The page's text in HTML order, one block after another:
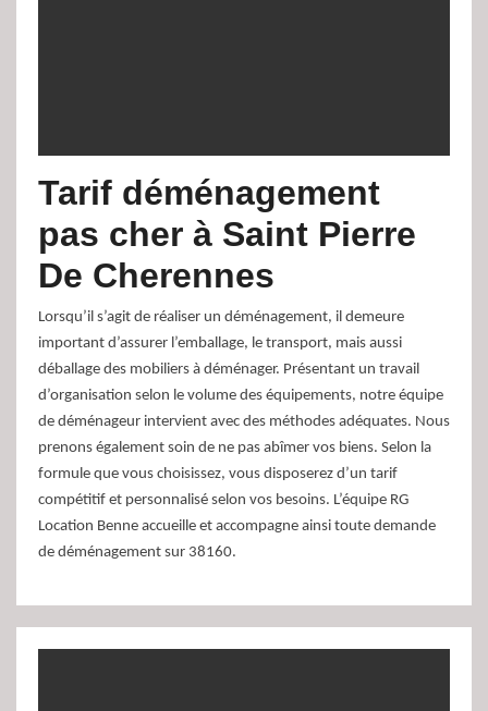
Tarif déménagement
pas cher à Saint Pierre
De Cherennes
Lorsqu’il s’agit de réaliser un déménagement, il demeure
important d’assurer l’emballage, le transport, mais aussi
déballage des mobiliers à déménager. Présentant un travail
d’organisation selon le volume des équipements, notre équipe
de déménageur intervient avec des méthodes adéquates. Nous
prenons également soin de ne pas abîmer vos biens. Selon la
formule que vous choisissez, vous disposerez d’un tarif
compétitif et personnalisé selon vos besoins. L’équipe RG
Location Benne accueille et accompagne ainsi toute demande
de déménagement sur 38160.